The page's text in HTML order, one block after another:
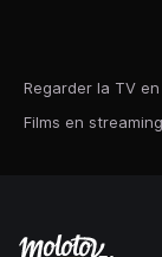
Regarder la TV
Films en streaming